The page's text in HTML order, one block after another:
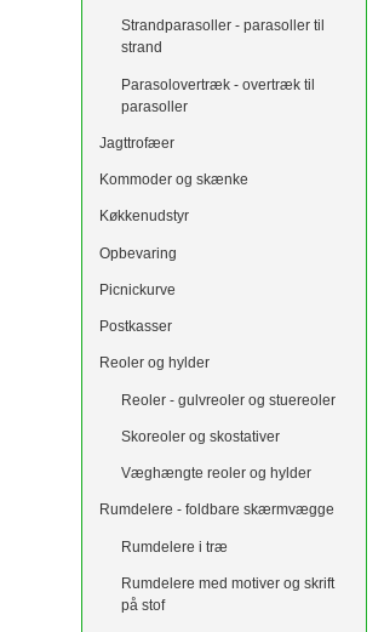
Strandparasoller - parasoller til
strand
Parasolovertræk - overtræk til
parasoller
Jagttrofæer
Kommoder og skænke
Køkkenudstyr
Opbevaring
Picnickurve
Postkasser
Reoler og hylder
Reoler - gulvreoler og stuereoler
Skoreoler og skostativer
Væghængte reoler og hylder
Rumdelere - foldbare skærmvægge
Rumdelere i træ
Rumdelere med motiver og skrift
på stof